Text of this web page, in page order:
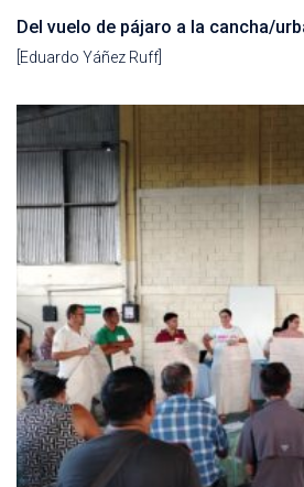
Del vuelo de pájaro a la cancha/
[Eduardo Yáñez Ruff]